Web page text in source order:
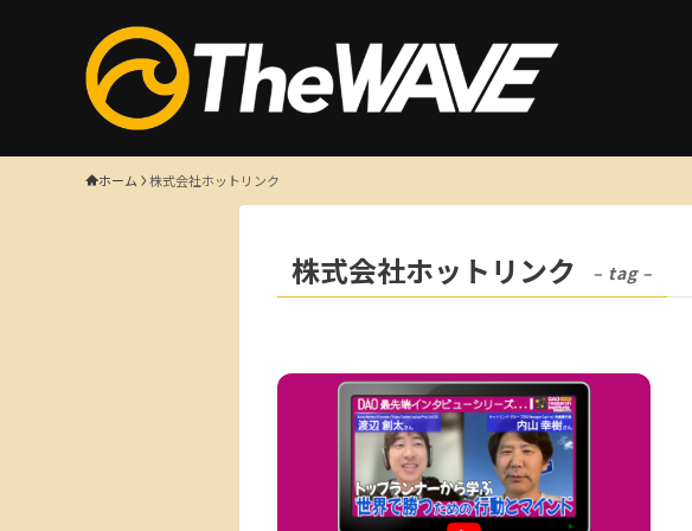
ホーム 株式会社ホットリンク
株式会社ホットリンク – tag –